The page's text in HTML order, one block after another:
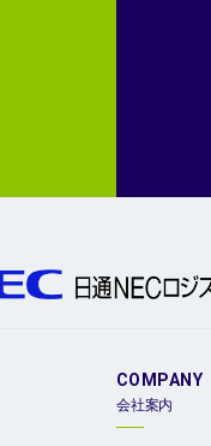
COMPANY
会社案内